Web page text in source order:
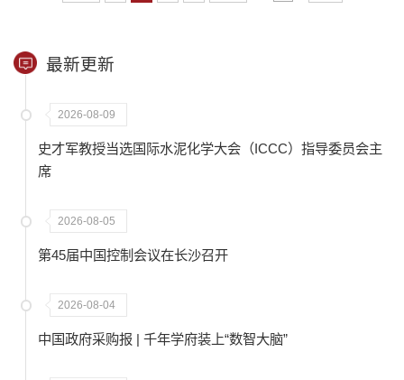
最新更新
2026-08-09
史才军教授当选国际水泥化学大会（ICCC）指导委员会主
席
2026-08-05
第45届中国控制会议在长沙召开
2026-08-04
中国政府采购报 | 千年学府装上“数智大脑”